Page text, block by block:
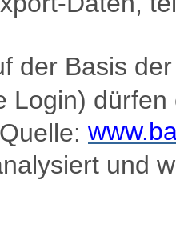
der Basis
Login)
und